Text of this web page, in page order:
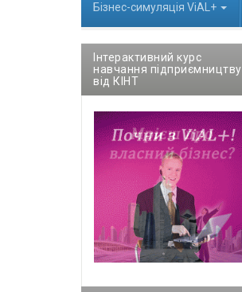
Бізнес-cимуляція ViAL+
Інтерактивний курс
навчання підприємництву
від КІНТ